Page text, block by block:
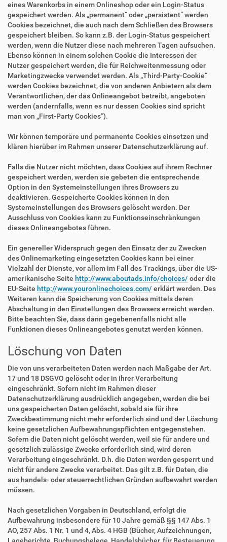
eines Warenkorbs in einem Onlineshop oder ein Login-Status
gespeichert werden. Als „permanent“ oder „persistent“ werden
Cookies bezeichnet, die auch nach dem Schließen des Browsers
gespeichert bleiben. So kann z.B. der Login-Status gespeichert
werden, wenn die Nutzer diese nach mehreren Tagen aufsuchen.
Ebenso können in einem solchen Cookie die Interessen der
Nutzer gespeichert werden, die für Reichweitenmessung oder
Marketingzwecke verwendet werden. Als „Third-Party-Cookie“
werden Cookies bezeichnet, die von anderen Anbietern als dem
Verantwortlichen, der das Onlineangebot betreibt, angeboten
werden (andernfalls, wenn es nur dessen Cookies sind spricht
man von „First-Party Cookies“).
Wir können temporäre und permanente Cookies einsetzen und
klären hierüber im Rahmen unserer Datenschutzerklärung auf.
Falls die Nutzer nicht möchten, dass Cookies auf ihrem Rechner
gespeichert werden, werden sie gebeten die entsprechende
Option in den Systemeinstellungen ihres Browsers zu
deaktivieren. Gespeicherte Cookies können in den
Systemeinstellungen des Browsers gelöscht werden. Der
Ausschluss von Cookies kann zu Funktionseinschränkungen
dieses Onlineangebotes führen.
Ein genereller Widerspruch gegen den Einsatz der zu Zwecken
des Onlinemarketing eingesetzten Cookies kann bei einer
Vielzahl der Dienste, vor allem im Fall des Trackings, über die US-
amerikanische Seite http://www.aboutads.info/choices/ oder die
EU-Seite http://www.youronlinechoices.com/ erklärt werden. Des
Weiteren kann die Speicherung von Cookies mittels deren
Abschaltung in den Einstellungen des Browsers erreicht werden.
Bitte beachten Sie, dass dann gegebenenfalls nicht alle
Funktionen dieses Onlineangebotes genutzt werden können.
Löschung von Daten
Die von uns verarbeiteten Daten werden nach Maßgabe der Art.
17 und 18 DSGVO gelöscht oder in ihrer Verarbeitung
eingeschränkt. Sofern nicht im Rahmen dieser
Datenschutzerklärung ausdrücklich angegeben, werden die bei
uns gespeicherten Daten gelöscht, sobald sie für ihre
Zweckbestimmung nicht mehr erforderlich sind und der Löschung
keine gesetzlichen Aufbewahrungspflichten entgegenstehen.
Sofern die Daten nicht gelöscht werden, weil sie für andere und
gesetzlich zulässige Zwecke erforderlich sind, wird deren
Verarbeitung eingeschränkt. D.h. die Daten werden gesperrt und
nicht für andere Zwecke verarbeitet. Das gilt z.B. für Daten, die
aus handels- oder steuerrechtlichen Gründen aufbewahrt werden
müssen.
Nach gesetzlichen Vorgaben in Deutschland, erfolgt die
Aufbewahrung insbesondere für 10 Jahre gemäß §§ 147 Abs. 1
AO, 257 Abs. 1 Nr. 1 und 4, Abs. 4 HGB (Bücher, Aufzeichnungen,